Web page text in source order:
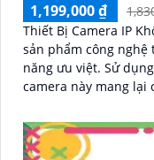
1,199,000 ₫
Thiết Bị Camera IP
sản phẩm công
năng ưu việt. Sử dụng công nghệ xử lý hình ảnh CMOS,
camera này mang